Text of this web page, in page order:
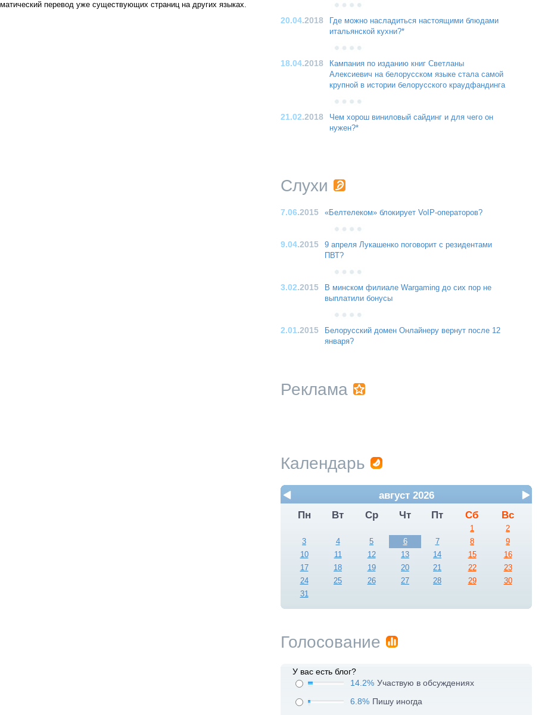
перевод уже существующих страниц на других языках.
20.04.2018
Где можно насладиться настоящими блюдами
итальянской кухни?*
18.04.2018
Кампания по изданию книг Светланы
Алексиевич на белорусском языке стала самой
крупной в истории белорусского краудфандинга
21.02.2018
Чем хорош виниловый сайдинг и для чего он
нужен?*
Слухи
7.06.2015 «Белтелеком» блокирует VoIP-операторов?
9.04.2015
9 апреля Лукашенко поговорит с резидентами
ПВТ?
3.02.2015
В минском филиале Wargaming до сих пор не
выплатили бонусы
2.01.2015
Белорусский домен Онлайнеру вернут после 12
января?
Реклама
Календарь
август 2026
Пн
Вт Ср Чт Пт Сб Вс
1
2
3
4 5 6 7 8
9
10
11 12 13 14 15
16
17
18 19 20 21 22
23
24
25 26 27 28 29
30
31
Голосование
У вас есть блог?
14.2% Участвую в обсуждениях
6.8% Пишу иногда